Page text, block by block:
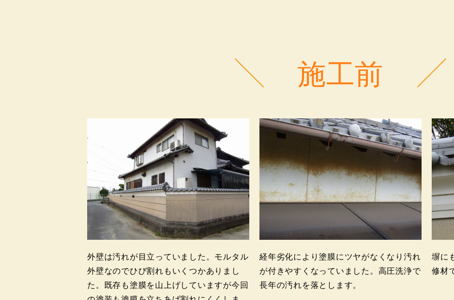
施工前
外壁は汚れが目立っていました。モルタル
外壁なのでひび割れもいくつかありまし
た。既存も塗膜を山上げしていますが今回
経年劣化により塗膜にツヤがなくなり汚れ
が付きやすくなっていました。高圧洗浄で
長年の汚れを落とします。
塀に
修材